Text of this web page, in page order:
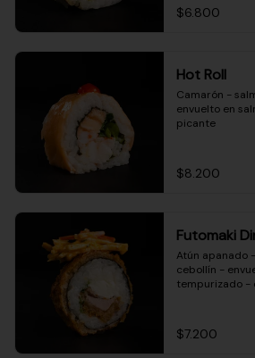
$6.800
Hot Roll
Camarón -
envuelto en
picante
$8.200
Futomaki
Atún apanado
cebollín -
tempurizado -
$7.200